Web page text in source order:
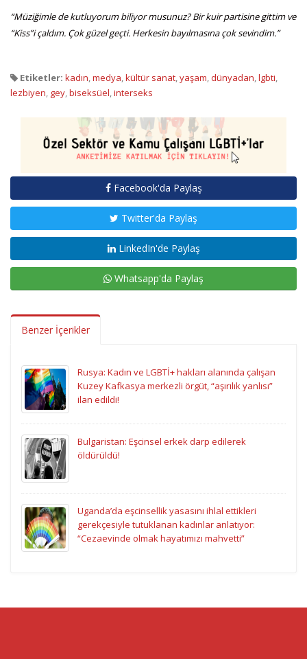
“Müziğimle de kutluyorum biliyor musunuz? Bir kuir partisine gittim ve
“Kiss”i çaldım. Çok güzel geçti. Herkesin bayılmasına çok sevindim.”
Etiketler: kadın,medya,kültür sanat,yaşam,dünyadan,lgbti,
lezbiyen, gey,biseksüel,interseks
Facebook'da Paylaş
Twitter'da Paylaş
LinkedIn'de Paylaş
Whatsapp'da Paylaş
Benzer İçerikler
Rusya: Kadın ve LGBTİ+ hakları alanında çalışan
Kuzey Kafkasya merkezli örgüt, “aşırılık yanlısı”
ilan edildi!
Bulgaristan: Eşcinsel erkek darp edilerek
öldürüldü!
Uganda’da eşcinsellik yasasını ihlal ettikleri
gerekçesiyle tutuklanan kadınlar anlatıyor:
“Cezaevinde olmak hayatımızı mahvetti”